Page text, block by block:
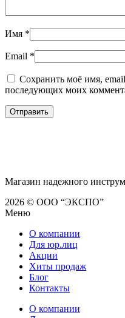
Имя *
Email *
Сохранить моё имя, email
последующих моих
Магазин надежного
2026 © ООО “ЭКСПО”
Меню
О компании
Для юр.лиц
Акции
Хиты продаж
Блог
Контакты
О компании